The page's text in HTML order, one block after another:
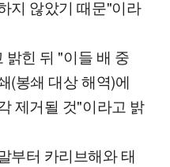
지 않았기 때문"이라
밝힌 뒤 "이들 배 중
(봉쇄 대상 해역)에
제거될 것"이라고 밝
부터 카리브해와 태